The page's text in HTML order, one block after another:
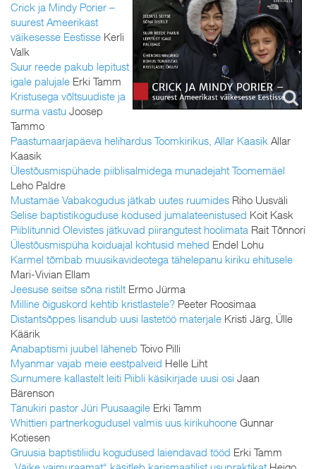
Crick ja Mindy Porier –
suurest Ameerikast
väikesesse Eestisse Kerli
Valk
Suur reede pakub lepitust
igale palujale Erki Tamm
Kristusega võltsuudiste ja
surma vastu Joosep
Tammo
Paastumaarjapäeva helihardus Toomkirikus, Allar Kaasik Allar
Kaasik
Ülestõusmispühade piiblisalmidega munadejaht Toomemäel
Leho Paldre
Mustamäe Vabakogudus jätkab uutes ruumides Riho Uusväli
Selise baptistikoguduse kodused jumalateenistused Koit Kask
Piiblitunnid Olevistes jätkuvad piirangutest hoolimata Rait Tõnnori
Ülestõusmispüha koiduajal kohtusid mehed Endel Lohu
Karmel tõmbab muusikavideotega tähelepanu kiriku ehitusele
Mari-Vivian Ellam
Jeesuse seitse sõna ristilt Ermo Jürma
Milline õiguskord kehtib kristlastele? Peeter Roosimaa
Distantsõppes lisandub uusi lastetöö materjale Kristi Järg, Ülle
Käärik
Anabaptismi juubel läheneb Toivo Pilli
Myanmar vajab meie eestpalveid Helle Liht
Surnumere kallastelt leiti Piibli käsikirjade uusi osi Jaan
Bärenson
Tänukiri pastor Jüri Puusaagile Erki Tamm
Whittieri partnerkogudusel valmis uus kirikuhoone Gunnar
Kotiesen
Gruusia baptistiliidu kogudused laiendavad tööd Erki Tamm